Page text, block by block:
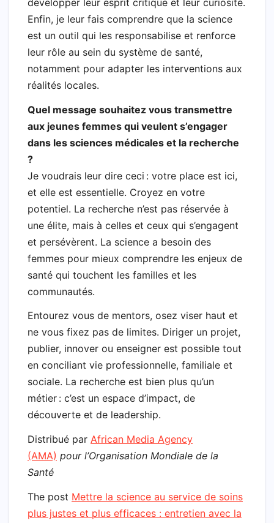
Enfin, je leur fais comprendre que la science
est un outil qui les responsabilise et renforce
leur rôle au sein du système de santé,
notamment pour adapter les interventions aux
réalités locales.
Quel message souhaitez vous transmettre
aux jeunes femmes qui veulent s’engager
dans les sciences médicales et la recherche
?
Je voudrais leur dire ceci : votre place est ici,
et elle est essentielle. Croyez en votre
potentiel. La recherche n’est pas réservée à
une élite, mais à celles et ceux qui s’engagent
et persévèrent. La science a besoin des
femmes pour mieux comprendre les enjeux de
santé qui touchent les familles et les
communautés.
Entourez vous de mentors, osez viser haut et
ne vous fixez pas de limites. Diriger un projet,
publier, innover ou enseigner est possible tout
en conciliant vie professionnelle, familiale et
sociale. La recherche est bien plus qu’un
métier : c’est un espace d’impact, de
découverte et de leadership.
Distribué par African Media Agency
(AMA) pour l’Organisation Mondiale de la
Santé
The post Mettre la science au service de soins
plus justes et plus efficaces : entretien avec la